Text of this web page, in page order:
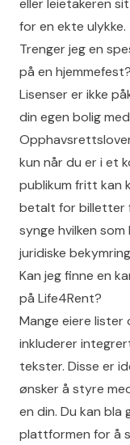
for en ekte ulykke.
Trenger jeg en
på en hjemmefest?
Lisenser er ikke
din egen bolig
kun når du er i et
publikum fritt kan
betalt for billetter
synge hvilken
juridiske
Kan jeg finne en
på Life4Rent?
Mange eiere
inkluderer
tekster. Disse er
ønsker å styre
en din. Du kan
plattformen for å